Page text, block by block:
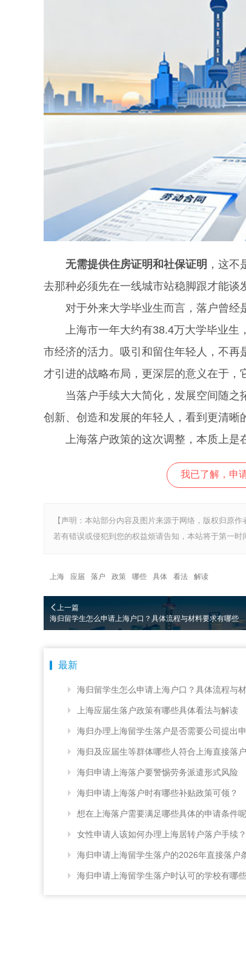
无需提供住房证明和社保证明 ，这
去那种必须先在一线城市站稳脚跟才能谈
对于外来大学毕业生而言，落户曾经是
上海市一年大约有38.4万大学毕业生
市经济的活力。吸引和留住年轻人，不再
才引进的战略布局，更深层的意义在于，
当落户手续大大简化，发展空间随之
创新、创造和发展的年轻人，看到更清晰
上海落户政策的这次调整，本质上是在
我已了解，申
【声明：本站部分内容及图片来源于网络，版权归原
若有错误或侵犯到您的权益烦请告知，本站将于第一时
上海 应届 落户 政策 哪些 具体 看法 解读
上一篇
海归留学生怎么申请上海户口？具体流程与材料要求有哪些
最新
海归留学生怎么申请上海户口？具体流程与材
上海应届生落户政策有哪些具体看法与解读
海归办理上海留学生落户是否需要公司提出
海归及应届生等群体哪些人符合上海直接落户
海归申请上海落户要警惕劳务派遣形式风险
海归申请上海落户时有哪些补贴政策可领？
想在上海落户需要满足哪些具体的申请条件呢
女性申请人该如何办理上海居转户落户手续？
海归申请上海留学生落户的2026年直接落户
海归申请上海留学生落户时认可的学校有哪些